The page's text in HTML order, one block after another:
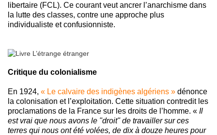
libertaire (FCL). Ce courant veut ancrer l’anarchisme dans
la lutte des classes, contre une approche plus
individualiste et confusionniste.
Critique du colonialisme
En 1924, « Le calvaire des indigènes algériens » dénonce
la colonisation et l’exploitation. Cette situation contredit les
proclamations de la France sur les droits de l’homme. « Il
est vrai que nous avons le "droit" de travailler sur ces
terres qui nous ont été volées, de dix à douze heures pour